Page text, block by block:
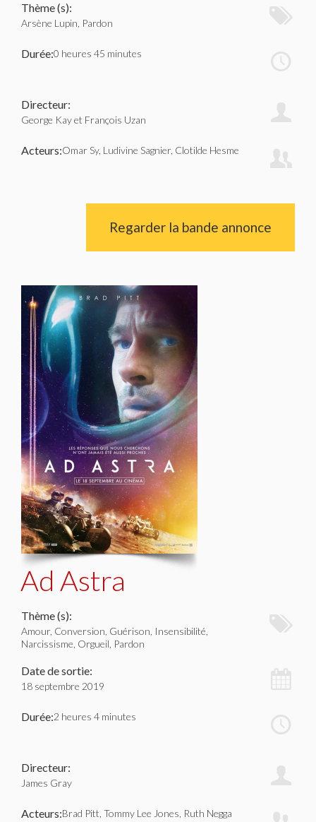
Thème (s):
Arsène Lupin, Pardon
Durée:0 heures 45 minutes
Directeur:
George Kay et François Uzan
Acteurs:Omar Sy, Ludivine Sagnier, Clotilde Hesme
Regarder la bande annonce
Ad Astra
Thème (s):
Amour, Conversion, Guérison, Insensibilité,
Narcissisme, Orgueil, Pardon
Date de sortie:
18 septembre 2019
Durée:2 heures 4 minutes
Directeur:
James Gray
Acteurs:Brad Pitt, Tommy Lee Jones, Ruth Negga